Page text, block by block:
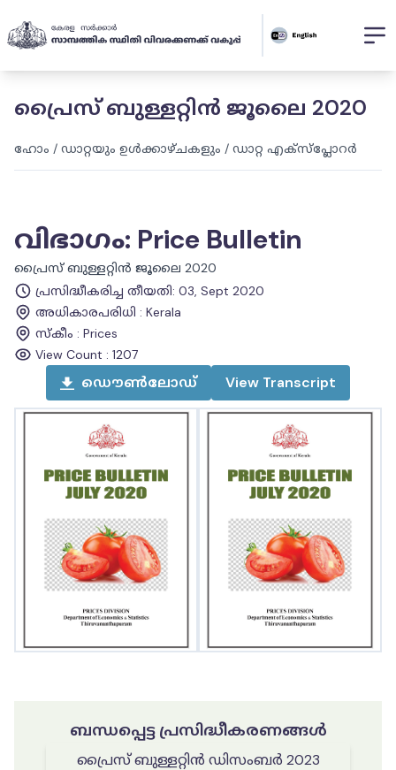
പ്രൈസ് ബുള്ളറ്റിൻ ജൂലൈ 2020
ഹോം / ഡാറ്റയും ഉൾക്കാഴ്ചകളും / ഡാറ്റ എക്സ്പ്ലോറർ
വിഭാഗം: Price Bulletin
പ്രൈസ് ബുള്ളറ്റിൻ ജൂലൈ 2020
പ്രസിദ്ധീകരിച്ച തീയതി: 03, Sept 2020
അധികാരപരിധി : Kerala
സ്കീം : Prices
View Count : 1207
ഡൌൺലോഡ് View Transcript
ബന്ധപ്പെട്ട പ്രസിദ്ധീകരണങ്ങൾ
പ്രൈസ് ബുള്ളറ്റിൻ ഡിസംബർ 2023